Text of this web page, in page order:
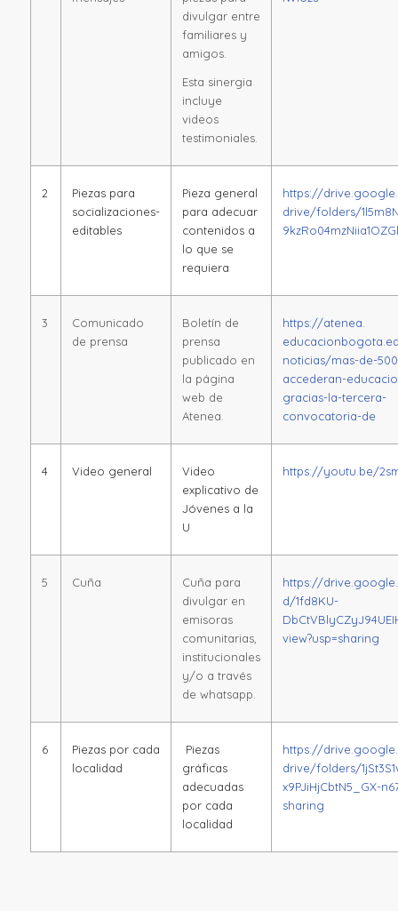
divulgar entre
familiares y
amigos.
Esta sinergia
incluye
videos
testimoniales.
2
Piezas para
socializaciones-
editables
Pieza general
para adecuar
contenidos a
lo que se
requiera
https://
drive/folders/
3
Comunicado
de prensa
Boletín de
prensa
publicado en
la página
web de
Atenea.
https://atenea.
noticias/mas-de-
accederan-
gracias-la-tercera-
convocatoria-de
4 Video general
Video
explicativo de
Jóvenes a la
U
https://youtu.be/
5 Cuña
Cuña para
divulgar en
emisoras
comunitarias,
institucionales
y/o a través
de whatsapp.
https://
d/1fd8KU-
view?usp=sharing
6
Piezas por cada
localidad
Piezas
gráficas
adecuadas
por cada
localidad
https://
drive/folders/
x9PJiHjCbtN5_GX-
sharing